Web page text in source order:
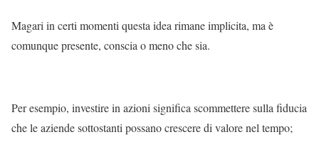
Magari in certi momenti questa idea rimane implicita, ma è
comunque presente, conscia o meno che sia.
Per esempio, investire in azioni significa scommettere sulla fiducia
che le aziende sottostanti possano crescere di valore nel tempo;